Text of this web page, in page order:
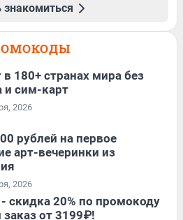
знакомиться
в 180+ странах мира без
и сим-карт
2026
рублей на первое
арт-вечеринки из
2026
- скидка 20% по промокоду
от 3199₽!